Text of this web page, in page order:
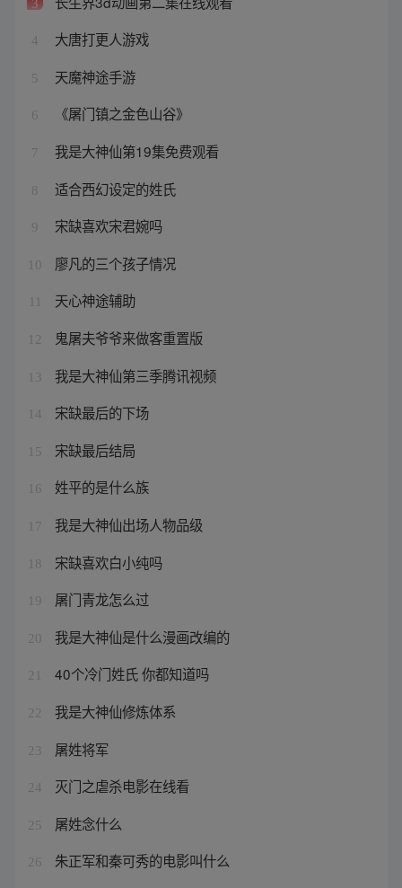
4 大唐打更人游戏
5 天魔神途手游
6 《屠门镇之金色山谷》
7 我是大神仙第19集免费观看
8 适合西幻设定的姓氏
9 宋缺喜欢宋君婉吗
10 廖凡的三个孩子情况
天心神途辅助
12 鬼屠夫爷爷来做客重置版
13 我是大神仙第三季腾讯视频
14 宋缺最后的下场
15 宋缺最后结局
16 姓平的是什么族
17 我是大神仙出场人物品级
18 宋缺喜欢白小纯吗
19 屠门青龙怎么过
20 我是大神仙是什么漫画改编的
21 40个冷门姓氏 你都知道吗
22 我是大神仙修炼体系
23 屠姓将军
24 灭门之虐杀电影在线看
25 屠姓念什么
26
朱正军和秦可秀的电影叫什么